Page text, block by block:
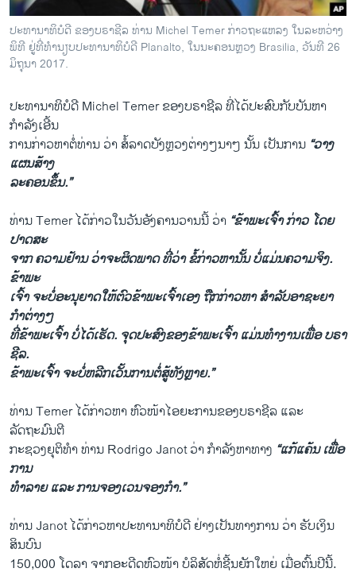
ພາສາອັງກິດ
ວີດີໂອ
ສຽງ
ລາຍການກະຈາຍສຽງ
ລາຍງານ
ຕິດຕາມພວກເຮົາ ທີ່
ພາສາຕ່າງໆ
ປະທານາທິບໍດີ ຂອງບຣາຊີລ ທ່ານ Michel Temer ກ່າວຖະແຫລງ ໃນລະຫວ່າງ
ພິທີ ຢູ່ທີ່ທຳນຽບປະທານາທິບໍດີ Planalto, ໃນນະຄອນຫຼວງ Brasilia, ວັນທີ 26
ມິຖຸນາ 2017.
ປະທານາທິບໍດີ Michel Temer ຂອງບຣາຊີລ ທີ່ໄດ້ປະສົບກັບບັນຫາ
ກຳລັງເອີ້ນ
ການກ່າວຫາຕໍ່ທ່ານ ວ່າ ສໍ້ລາດບັງຫຼວງຕ່າງໆນາໆ ນັ້ນ ເປັນການ “ວາງ
ແຜນສ້າງ
ລະຄອນຂຶ້ນ.”
ທ່ານ Temer ໄດ້ກ່າວໃນວັນອັງຄານວານນີ້ ວ່າ “ຂ້າພະເຈົ້າ ກ່າວ ໂດຍ
ປາດສະ
ຈາກ ຄວາມຢ້ານ ວ່າຈະຜິດພາດ ທີ່ວ່າ ຂໍ້ກ່າວຫານັ້ນ ບໍ່ແມ່ນຄວາມຈິງ.
ຂ້າພະ
ເຈົ້າ ຈະບໍ່ອະນຸຍາດໃຫ້ຕົວຂ້າພະເຈົ້າເອງ ຖືກກ່າວຫາ ສຳລັບອາຊະຍາ
ກຳຕ່າງໆ
ທີ່ຂ້າພະເຈົ້າ ບໍ່ໄດ້ເຮັດ. ຈຸດປະສົງຂອງຂ້າພະເຈົ້າ ແມ່ນທຳງານເພື່ອ ບຣາ
ຊີລ.
ຂ້າພະເຈົ້າ ຈະບໍ່ຫລີກເວັ້ນການຕໍ່ສູ້ທັງຫຼາຍ.”
ທ່ານ Temer ໄດ້ກ່າວຫາ ຫົວໜ້າໄອຍະການຂອງບຣາຊີລ ແລະ
ລັດຖະມົນຕີ
ກະຊວງຍຸຕິທຳ ທ່ານ Rodrigo Janot ວ່າ ກຳລັງຫາທາງ “ແກ້ແຄ້ນ ເພື່ອ
ການ
ທຳລາຍ ແລະ ການຈອງເວນຈອງກຳ.”
ທ່ານ Janot ໄດ້ກ່າວຫາປະທານາທິບໍດີ ຢ່າງເປັນທາງການ ວ່າ ຮັບເງິນ
ສິນບົນ
150,000 ໂດລາ ຈາກອະດີດຫົວໜ້າ ບໍລິສັດຫໍ່ຊີ້ນຍັກໃຫຍ່ ເມື່ອຕົ້ນປີນີ້.